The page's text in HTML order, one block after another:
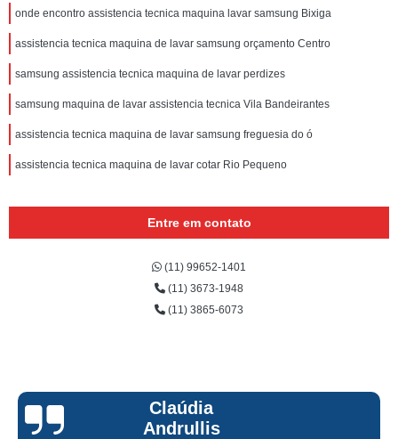
onde encontro assistencia tecnica maquina lavar samsung Bixiga
assistencia tecnica maquina de lavar samsung orçamento Centro
samsung assistencia tecnica maquina de lavar perdizes
samsung maquina de lavar assistencia tecnica Vila Bandeirantes
assistencia tecnica maquina de lavar samsung freguesia do ó
assistencia tecnica maquina de lavar cotar Rio Pequeno
Entre em contato
(11) 99652-1401
(11) 3673-1948
(11) 3865-6073
Claúdia
Andrullis